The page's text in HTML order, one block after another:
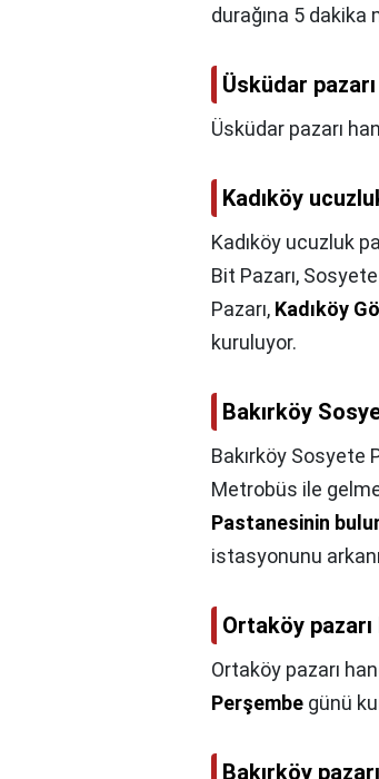
durağına 5
Üsküdar
Üsküdar pazarı
Kadıköy
Kadıköy ucuzluk
Bit Pazarı, Sosyete
Pazarı, Kadıköy
kuruluyor.
Bakırköy
Bakırköy Sosyete
Metrobüs ile
Pastanesinin
istasyonunu
Ortaköy
Ortaköy pazarı
Perşembe günü
Bakırköy